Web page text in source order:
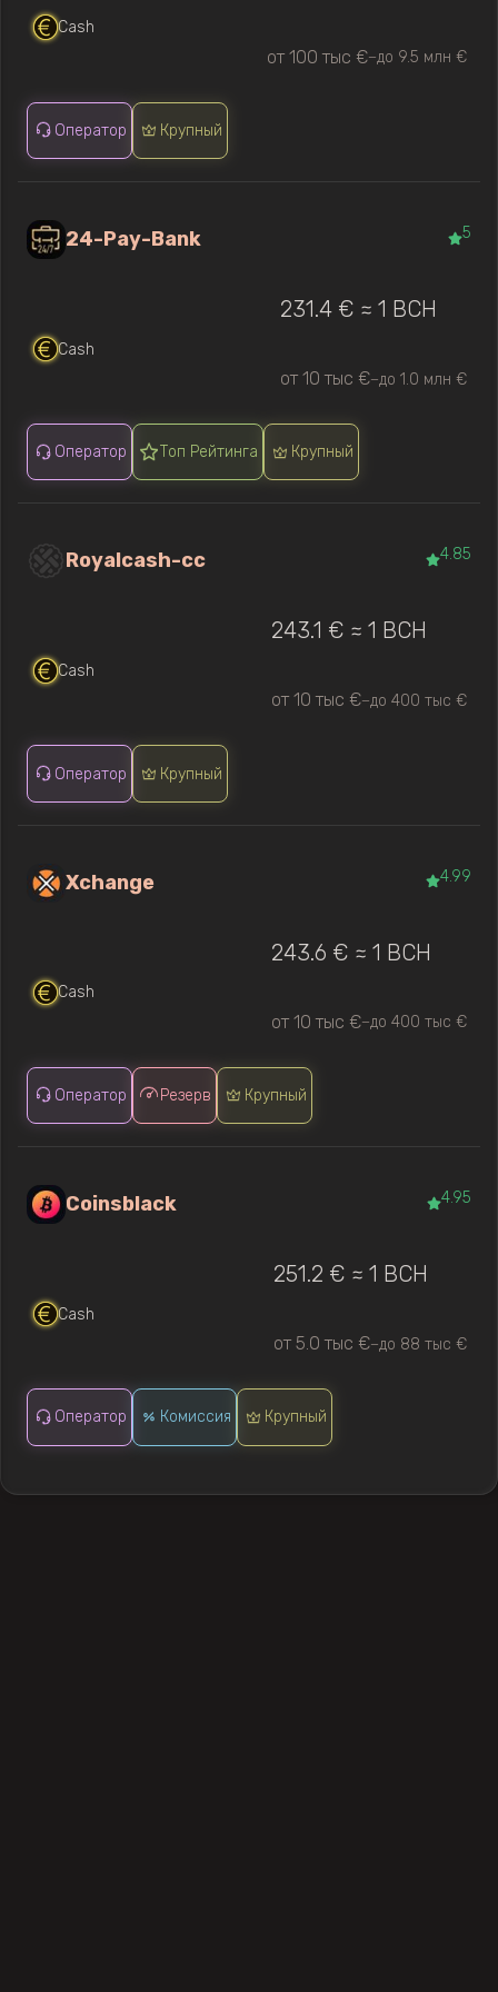
Cash
от 100 тыс €—до 9.5 млн €
Оператор Крупный
24-Pay-Bank 5
Cash
231.4 € ≈ 1 BCH
от 10 тыс €—до 1.0 млн €
Оператор Топ Рейтинга Крупный
Royalcash-cc 4.85
Cash
243.1 € ≈ 1 BCH
от 10 тыс €—до 400 тыс €
Оператор Крупный
Xchange 4.99
Cash
243.6 € ≈ 1 BCH
от 10 тыс €—до 400 тыс €
Оператор Резерв Крупный
Coinsblack 4.95
Cash
251.2 € ≈ 1 BCH
от 5.0 тыс €—до 88 тыс €
Оператор Комиссия Крупный